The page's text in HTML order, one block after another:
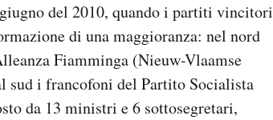
del 2010, quando i partiti vincitori
di una maggioranza: nel nord
Fiamminga (Nieuw-Vlaamse
sud i francofoni del Partito Socialista
da 13 ministri e 6 sottosegretari,